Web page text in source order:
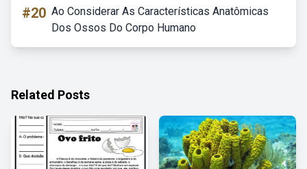
#20 Ao Considerar As Características Anatômicas
Dos Ossos Do Corpo Humano
Related Posts